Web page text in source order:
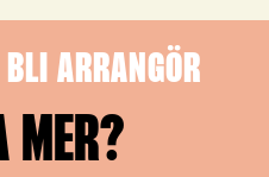
ARRANGÖR
MER?